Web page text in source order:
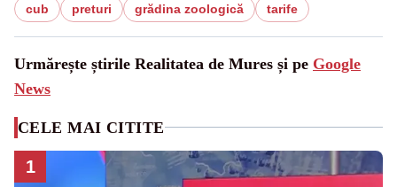
cub preturi grădina zoologică tarife
Urmărește știrile Realitatea de Mures și pe Google
News
CELE MAI CITITE
1